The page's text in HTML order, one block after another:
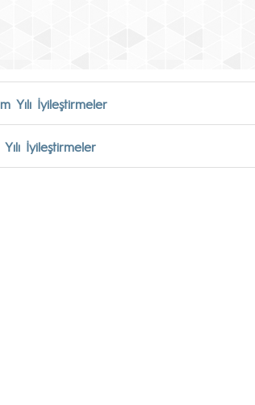
Yılı İyileştirmeler
İyileştirmeler